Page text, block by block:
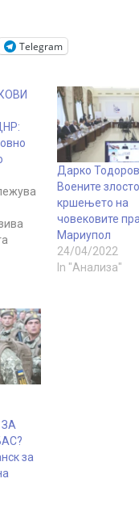
Telegram
се
на
на
и
кои
Дарко
Воените
кршењето на
човековите
Мариупол
24/04/2022
In "Анализа"
за